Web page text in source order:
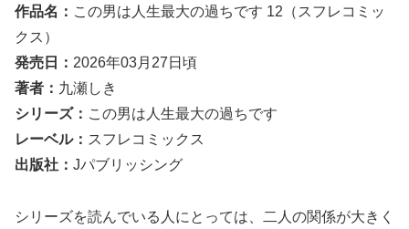
作品名： この男は人生最大の過ちです 12（スフレコミッ
クス）
発売日： 2026年03月27日頃
著者： 九瀬しき
シリーズ： この男は人生最大の過ちです
レーベル： スフレコミックス
出版社： Jパブリッシング
シリーズを読んでいる人にとっては、二人の関係が大きく